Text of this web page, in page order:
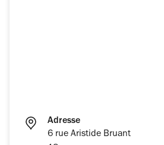
Adresse
6 rue Aristide Bruant